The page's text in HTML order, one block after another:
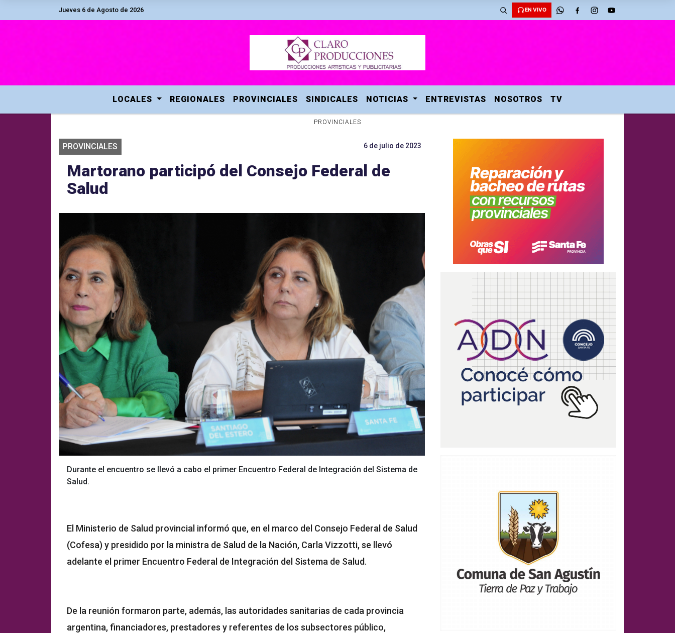
Jueves 6 de Agosto de 2026 EN VIVO
LOCALES REGIONALES PROVINCIALES SINDICALES NOTICIAS ENTREVISTAS NOSOTROS TV
PROVINCIALES
PROVINCIALES 6 de julio de 2023
Martorano participó del Consejo Federal de
Salud
Durante el encuentro se llevó a cabo el primer Encuentro Federal de Integración del Sistema de
Salud.
El Ministerio de Salud provincial informó que, en el marco del Consejo Federal de Salud
(Cofesa) y presidido por la ministra de Salud de la Nación, Carla Vizzotti, se llevó
adelante el primer Encuentro Federal de Integración del Sistema de Salud.
De la reunión formaron parte, además, las autoridades sanitarias de cada provincia
argentina, financiadores, prestadores y referentes de los subsectores público,